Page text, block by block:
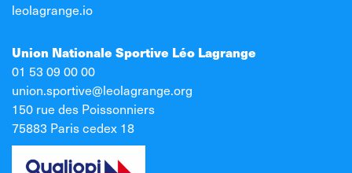
leolagrange.io
Union Nationale Sportive Léo Lagrange
01 53 09 00 00
union.sportive@leolagrange.org
150 rue des Poissonniers
75883 Paris cedex 18